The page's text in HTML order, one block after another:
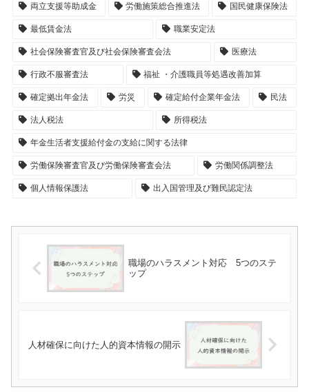
両立支援等助成金 労働施策総合推進法 国民健康保険法
最低賃金法 職業安定法
社会保険審査官及び社会保険審査会法 医療法
行政不服審査法 福祉 ・介護職員等処遇改善加算
確定拠出年金法 労災 確定給付企業年金法 民法
法人税法 所得税法
年金生活者支援給付金の支給に関する法律
労働保険審査官及び労働保険審査会法 労働関係調整法
個人情報保護法 出入国管理及び難民認定法
職場のハラスメント対応 5つのステ
ップ
人材確保に向けた人的資本情報の開示